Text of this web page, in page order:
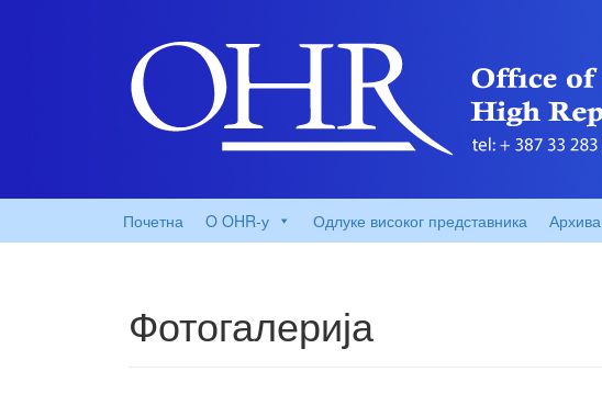
Почетна O OHR-у Одлуке високог представника Архива
Фотогалерија